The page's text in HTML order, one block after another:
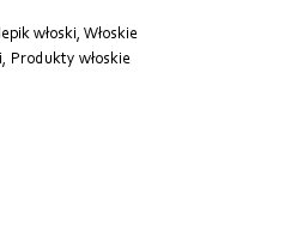
włoski,Włoskie
, Produkty włoskie